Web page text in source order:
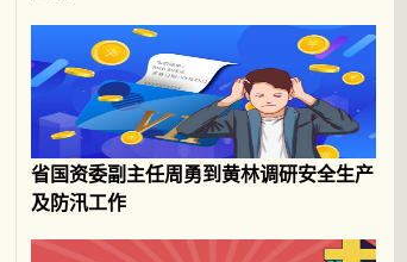
省国资委副主任周勇到黄林调研安全生产
及防汛工作